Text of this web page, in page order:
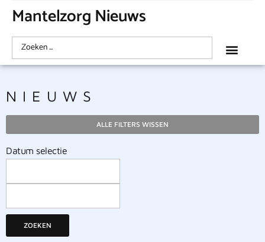
Mantelzorg Nieuws
NIEUWS
ALLE FILTERS WISSEN
Datum selectie
ZOEKEN